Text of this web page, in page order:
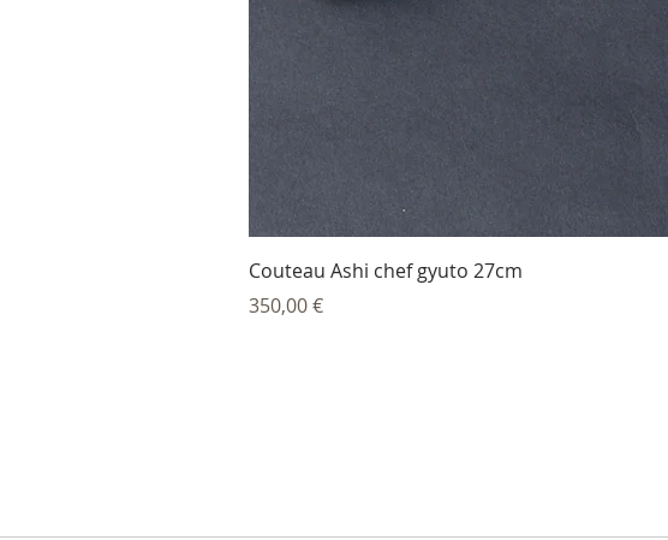
Couteau Ashi chef gyuto 27cm
Prix
350,00 €